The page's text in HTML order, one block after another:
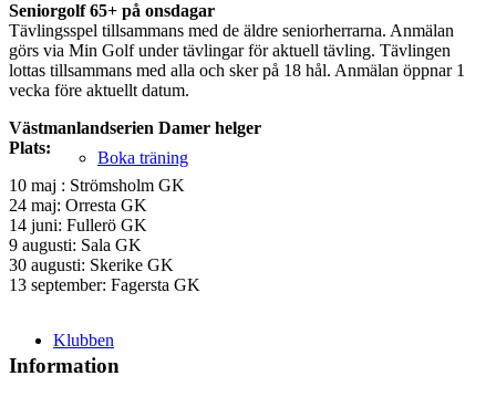
Boka träning
Klubben
Seniorgolf 65+ på onsdagar
Tävlingsspel tillsammans med de äldre seniorherrarna. Anmälan
görs via Min Golf under tävlingar för aktuell tävling. Tävlingen
lottas tillsammans med alla och sker på 18 hål. Anmälan öppnar 1
vecka före aktuellt datum.
Västmanlandserien Damer helger
Plats:
10 maj : Strömsholm GK
24 maj: Orresta GK
14 juni: Fullerö GK
9 augusti: Sala GK
30 augusti: Skerike GK
13 september: Fagersta GK
Information